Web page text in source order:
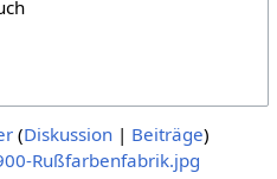
Diskussion
Beiträge
Rußfarbenfabrik.jpg